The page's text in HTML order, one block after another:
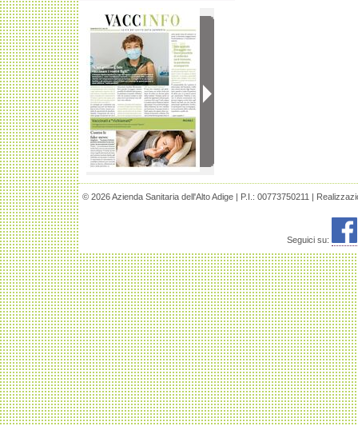
© 2026 Azienda Sanitaria dell'Alto Adige | P.I.: 00773750211 |
Seguici su: